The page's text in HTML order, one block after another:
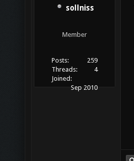
sollniss
Member
Posts:
259
Threads:
4
Joined:
Sep 2010